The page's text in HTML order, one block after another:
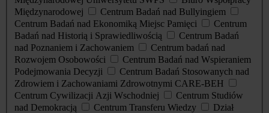
Międzynarodowej
Centrum Badań nad Bullyingiem
Centrum Badań nad Ekonomiką Miejsc Pamięci
Centrum
Badań nad Historią i Sprawiedliwością
Centrum Badań
nad Poznaniem i Zachowaniem
Centrum badań nad
Rozwojem Osobowości
Centrum Badań nad Wspieraniem
Podejmowania Decyzji
Centrum Badań Stosowanych nad
Zdrowiem i Zachowaniami Zdrowotnymi CARE-BEH
Centrum Cywilizacji Azji Wschodniej
Centrum Studiów
nad Demokracją
Centrum Transferu Wiedzy
Dział